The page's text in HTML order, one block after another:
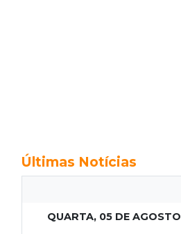
Últimas Notícias
QUARTA, 05 DE AGOSTO